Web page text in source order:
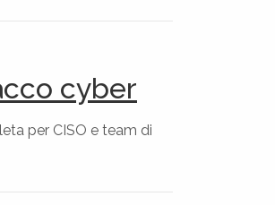
cyber
per CISO e team di